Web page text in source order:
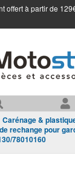
offert à partir de
Carénage &
rechange pour
78010160